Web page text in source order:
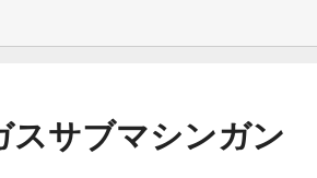
スサブマシンガン